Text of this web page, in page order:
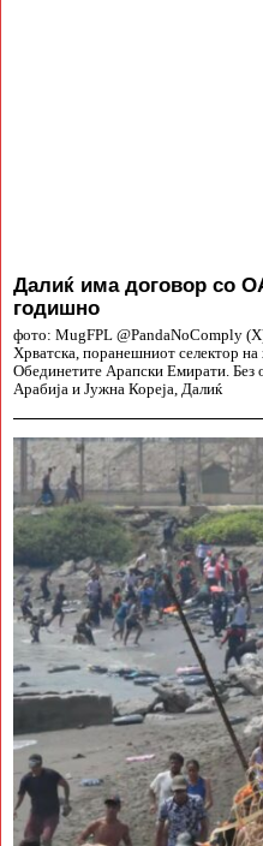
Далиќ има договор со
годишно
фото: MugFPL @PandaNoComply
Хрватска, поранешниот селектор на
Обединетите Арапски Емирати. Без
Арабија и Јужна Кореја, Далиќ